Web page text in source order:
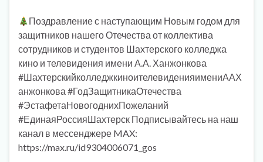
Поздравление с наступающим Новым годом для
защитников нашего Отечества от коллектива
сотрудников и студентов Шахтерского колледжа
кино и телевидения имени А.А. Ханжонкова
#ШахтерскийколледжкиноителевиденияимениААХ
анжонкова #ГодЗащитникаОтечества
#ЭстафетаНовогоднихПожеланий
#ЕдинаяРоссияШахтерск Подписывайтесь на наш
канал в мессенджере MAX:
https://max.ru/id9304006071_gos